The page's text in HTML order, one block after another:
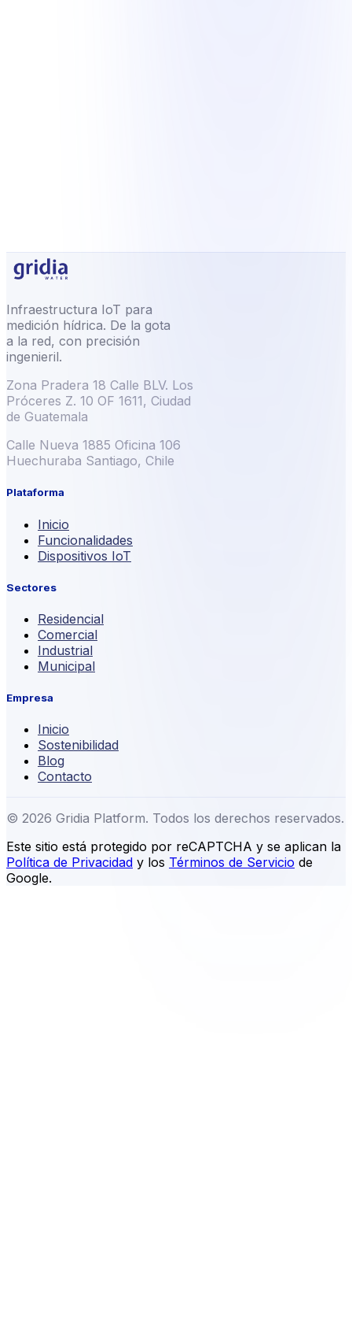
Solicitar demo Explorar funcionalidades
Infraestructura IoT para
medición hídrica. De la gota
a la red, con precisión
ingenieril.
Zona Pradera 18 Calle BLV. Los
Próceres Z. 10 OF 1611, Ciudad
de Guatemala
Calle Nueva 1885 Oficina 106
Huechuraba Santiago, Chile
Plataforma
Inicio
Funcionalidades
Dispositivos IoT
Sectores
Residencial
Comercial
Industrial
Municipal
Empresa
Inicio
Sostenibilidad
Blog
Contacto
© 2026 Gridia Platform. Todos los derechos reservados.
Este sitio está protegido por reCAPTCHA y se aplican la
Política de Privacidad y los Términos de Servicio de
Google.